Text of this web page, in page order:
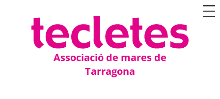
Associació de mares de
Tarragona